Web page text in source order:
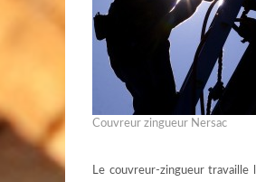
Couvreur zingueur Nersac
Le couvreur-zingueur travaille